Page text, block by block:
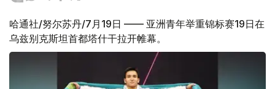
哈通社/努尔苏丹/7月19日 —— 亚洲青年举重锦标赛19日在
乌兹别克斯坦首都塔什干拉开帷幕。